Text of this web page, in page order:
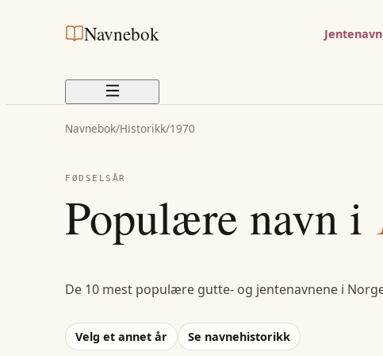
Navnebok Jentenavn
Navnebok/Historikk/1970
FØDSELSÅR
Populære navn i
De 10 mest populære gutte- og jentenavnene i
Velg et annet år Se navnehistorikk